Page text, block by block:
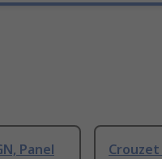
Panel
Crouzet